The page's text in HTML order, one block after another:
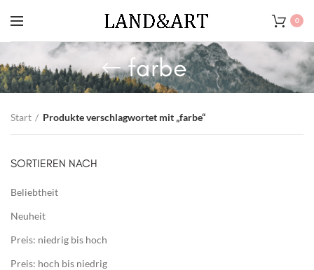
0
farbe
Start Produkte verschlagwortet mit „farbe“
SORTIEREN NACH
Beliebtheit
Neuheit
Preis: niedrig bis hoch
Preis: hoch bis niedrig